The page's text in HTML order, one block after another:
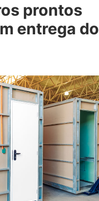
prontos
entrega do